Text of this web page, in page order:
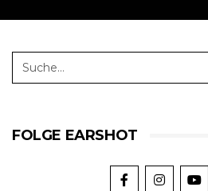
FOLGE EARSHOT